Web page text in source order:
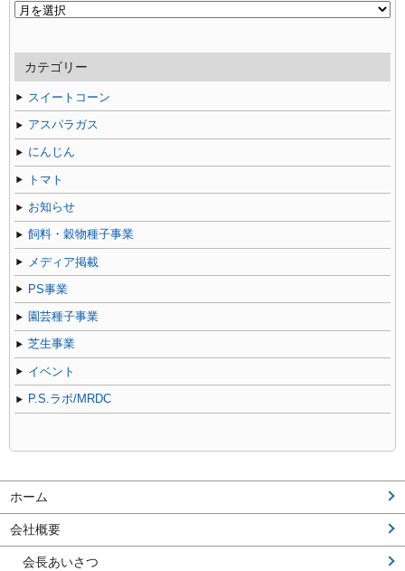
過
記
事
カテゴリー
スイートコーン
アスパラガス
にんじん
トマト
お知らせ
飼料・穀物種子事業
メディア掲載
PS事業
園芸種子事業
芝生事業
イベント
P.S.ラボ/MRDC
ホーム
会社概要
会長あいさつ